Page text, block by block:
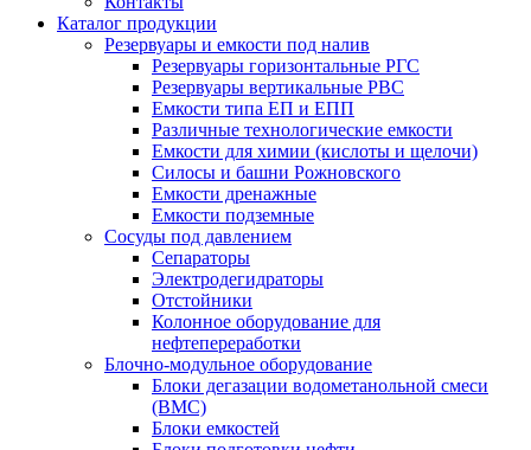
Каталог продукции
Резервуары и емкости под налив
Резервуары горизонтальные РГС
Резервуары вертикальные РВС
Емкости типа ЕП и ЕПП
Различные технологические емкости
Емкости для химии (кислоты и щелочи)
Силосы и башни Рожновского
Емкости дренажные
Емкости подземные
Сосуды под давлением
Сепараторы
Электродегидраторы
Отстойники
Колонное оборудование для
нефтепереработки
Блочно-модульное оборудование
Блоки дегазации водометанольной смеси
(BMC)
Блоки емкостей